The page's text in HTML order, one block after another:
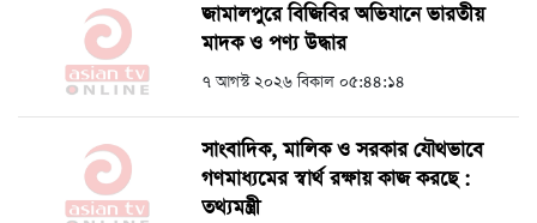
জামালপুরে বিজিবির অভিযানে ভারতীয়
মাদক ও পণ্য উদ্ধার
৭ আগস্ট ২০২৬ বিকাল ০৫:৪৪:১৪
সাংবাদিক, মালিক ও সরকার যৌথভাবে
গণমাধ্যমের স্বার্থ রক্ষায় কাজ করছে :
তথ্যমন্ত্রী